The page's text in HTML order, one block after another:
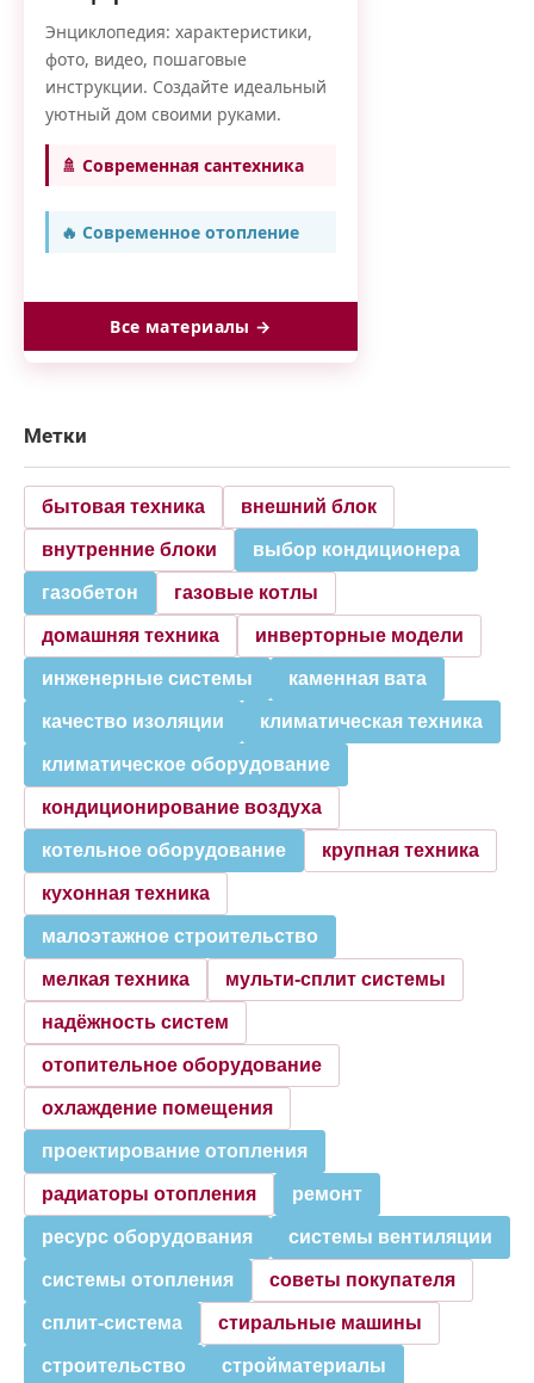
Энциклопедия: характеристики,
фото, видео, пошаговые
инструкции. Создайте идеальный
уютный дом своими руками.
🚿 Современная сантехника
🔥 Современное отопление
Все материалы →
Метки
бытовая техника внешний блок
внутренние блоки выбор кондиционера
газобетон газовые котлы
домашняя техника инверторные модели
инженерные системы каменная вата
качество изоляции климатическая техника
климатическое оборудование
кондиционирование воздуха
котельное оборудование крупная техника
кухонная техника
малоэтажное строительство
мелкая техника мульти-сплит системы
надёжность систем
отопительное оборудование
охлаждение помещения
проектирование отопления
радиаторы отопления ремонт
ресурс оборудования системы вентиляции
системы отопления советы покупателя
сплит-система стиральные машины
строительство стройматериалы